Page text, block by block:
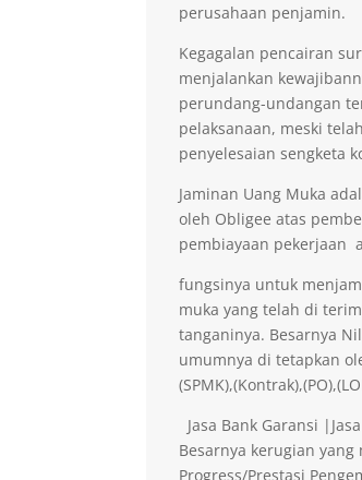
perusahaan penjamin.
Kegagalan pencairan
menjalankan
perundang-undangan
pelaksanaan, meski
penyelesaian sengketa
Jaminan Uang Muka
oleh Obligee atas
pembiayaan pekerjaan
fungsinya untuk
muka yang telah di
tanganinya. Besarnya
umumnya di tetapkan
Jasa Bank Garansi
Besarnya kerugian
Progress/Prestasi